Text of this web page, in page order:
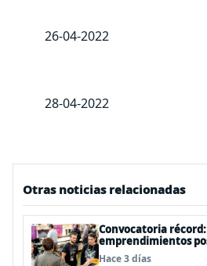
26-04-2022
28-04-2022
Otras noticias relacionadas
Convocatoria récord:
emprendimientos
gratuito en el EtMday
Hace 3 días